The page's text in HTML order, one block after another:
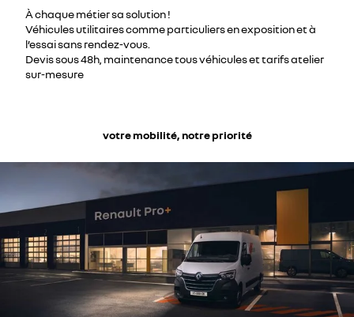
À chaque métier sa solution !
Véhicules utilitaires comme particuliers en exposition et à
l’essai sans rendez-vous.
Devis sous 48h, maintenance tous véhicules et tarifs atelier
sur-mesure
votre mobilité, notre priorité